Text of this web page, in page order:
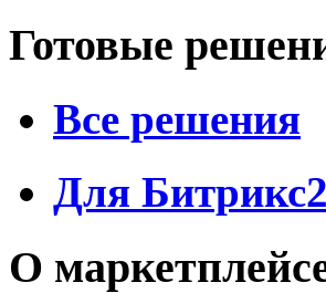
Готовые
Все решения
Для
О